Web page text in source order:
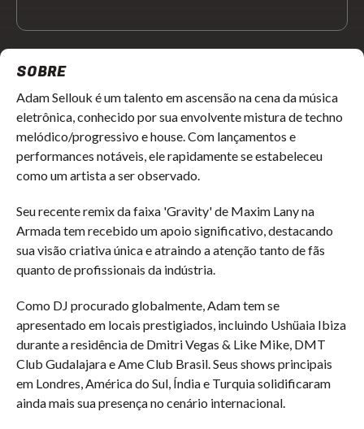
SOBRE
Adam Sellouk é um talento em ascensão na cena da música
eletrônica, conhecido por sua envolvente mistura de techno
melódico/progressivo e house. Com lançamentos e
performances notáveis, ele rapidamente se estabeleceu
como um artista a ser observado.
Seu recente remix da faixa 'Gravity' de Maxim Lany na
Armada tem recebido um apoio significativo, destacando
sua visão criativa única e atraindo a atenção tanto de fãs
quanto de profissionais da indústria.
Como DJ procurado globalmente, Adam tem se
apresentado em locais prestigiados, incluindo Ushüaia Ibiza
durante a residência de Dmitri Vegas & Like Mike, DMT
Club Gudalajara e Ame Club Brasil. Seus shows principais
em Londres, América do Sul, Índia e Turquia solidificaram
ainda mais sua presença no cenário internacional.